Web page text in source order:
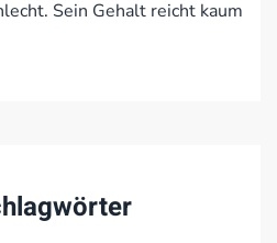
Sein Gehalt reicht kaum